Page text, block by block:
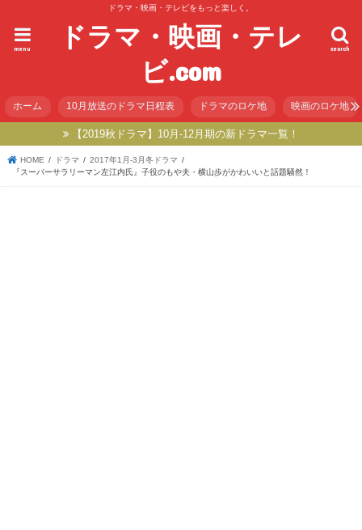
ドラマ・映画・テレビをもっと楽しく。
ドラマ・映画・テレ
ビ.com
search
menu
ホーム 10月放送のドラマ日程表 ドラマのロケ地 映画のロケ地
【2019秋ドラマ】10月-12月期の新ドラマ一覧！
HOME ドラマ
2017年1月-3月冬ドラマ
『スーパーサラリーマン左江内氏』子役のもや夫・横山歩がかわいいと話題騒然！